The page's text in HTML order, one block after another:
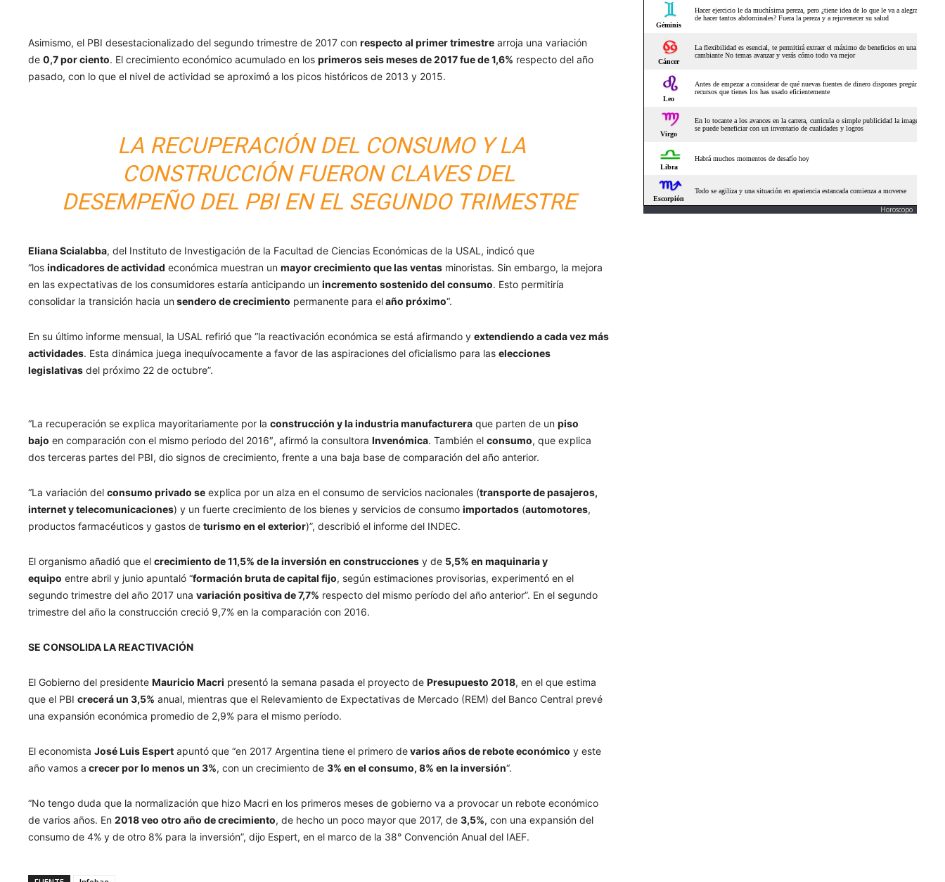
Asimismo, el PBI desestacionalizado del segundo trimestre de 2017 conrespecto al primer trimestre arroja una variación
de0,7 por ciento. El crecimiento económico acumulado en losprimeros seis meses de 2017 fue de 1,6% respecto del año
pasado, con lo que el nivel de actividad se aproximó a los picos históricos de 2013 y 2015.
LA RECUPERACIÓN DEL CONSUMO Y LA
CONSTRUCCIÓN FUERON CLAVES DEL
DESEMPEÑO DEL PBI EN EL SEGUNDO TRIMESTRE
Eliana Scialabba, del Instituto de Investigación de la Facultad de Ciencias Económicas de la USAL, indicó que
“losindicadores de actividad económica muestran unmayor crecimiento que las ventas minoristas. Sin embargo, la mejora
en las expectativas de los consumidores estaría anticipando unincremento sostenido del consumo. Esto permitiría
consolidar la transición hacia unsendero de crecimiento permanente para elaño próximo“.
En su último informe mensual, la USAL refirió que “la reactivación económica se está afirmando yextendiendo a cada vez más
actividades. Esta dinámica juega inequívocamente a favor de las aspiraciones del oficialismo para laselecciones
legislativas del próximo 22 de octubre”.
“La recuperación se explica mayoritariamente por laconstrucción y la industria manufacturera que parten de unpiso
bajo en comparación con el mismo periodo del 2016″, afirmó la consultoraInvenómica. También elconsumo, que explica
dos terceras partes del PBI, dio signos de crecimiento, frente a una baja base de comparación del año anterior.
“La variación delconsumo privado se explica por un alza en el consumo de servicios nacionales (transporte de pasajeros,
internet y telecomunicaciones) y un fuerte crecimiento de los bienes y servicios de consumoimportados (automotores,
productos farmacéuticos y gastos deturismo en el exterior)”, describió el informe del INDEC.
El organismo añadió que elcrecimiento de 11,5% de la inversión en construcciones y de 5,5% en maquinaria y
equipo entre abril y junio apuntaló “formación bruta de capital fijo, según estimaciones provisorias, experimentó en el
segundo trimestre del año 2017 unavariación positiva de 7,7% respecto del mismo período del año anterior”. En el segundo
trimestre del año la construcción creció 9,7% en la comparación con 2016.
SE CONSOLIDA LA REACTIVACIÓN
El Gobierno del presidenteMauricio Macri presentó la semana pasada el proyecto dePresupuesto 2018, en el que estima
que el PBIcrecerá un 3,5% anual, mientras que el Relevamiento de Expectativas de Mercado (REM) del Banco Central prevé
una expansión económica promedio de 2,9% para el mismo período.
El economistaJosé Luis Espert apuntó que “en 2017 Argentina tiene el primero devarios años de rebote económico y este
año vamos a crecer por lo menos un 3%, con un crecimiento de3% en el consumo, 8% en la inversión“.
“No tengo duda que la normalización que hizo Macri en los primeros meses de gobierno va a provocar un rebote económico
de varios años. En2018 veo otro año de crecimiento, de hecho un poco mayor que 2017, de3,5%, con una expansión del
consumo de 4% y de otro 8% para la inversión”, dijo Espert, en el marco de la 38° Convención Anual del IAEF.
Horoscopo